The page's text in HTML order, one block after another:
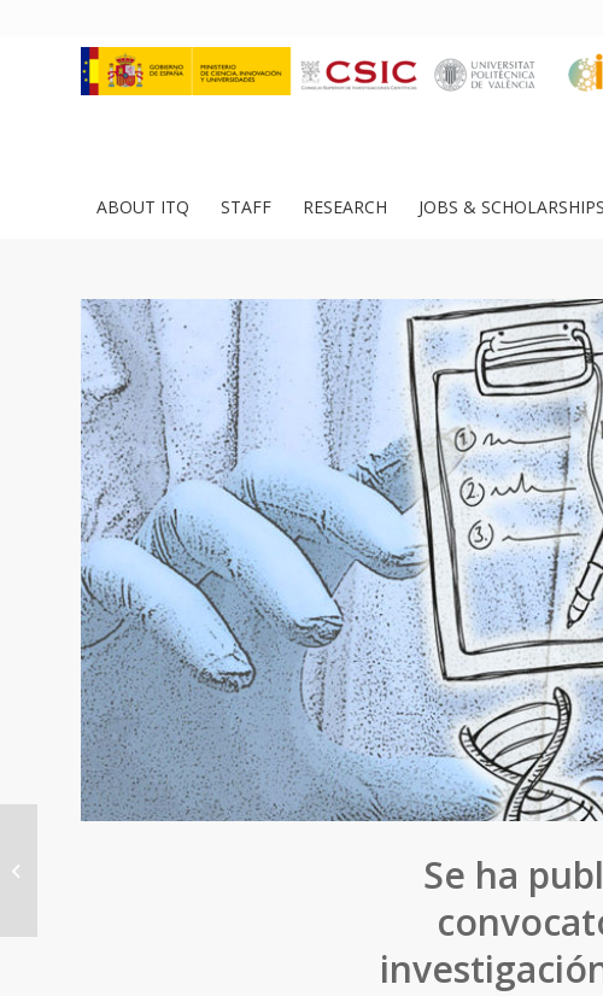
ABOUT ITQ STAFF RESEARCH JOBS & SCHOLARSHIPS
Se ha